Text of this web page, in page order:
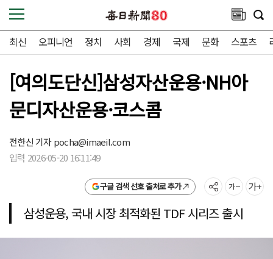
최신 오피니언 정치 사회 경제 국제 문화 스포츠
[여의도단신]삼성자산운용·NH아
문디자산운용·코스콤
전한신 기자pocha@imaeil.com
입력 2026-05-20 16:11:49
구글 검색 선호 출처로 추가
삼성운용, 국내 시장 최적화된 TDF 시리즈 출시